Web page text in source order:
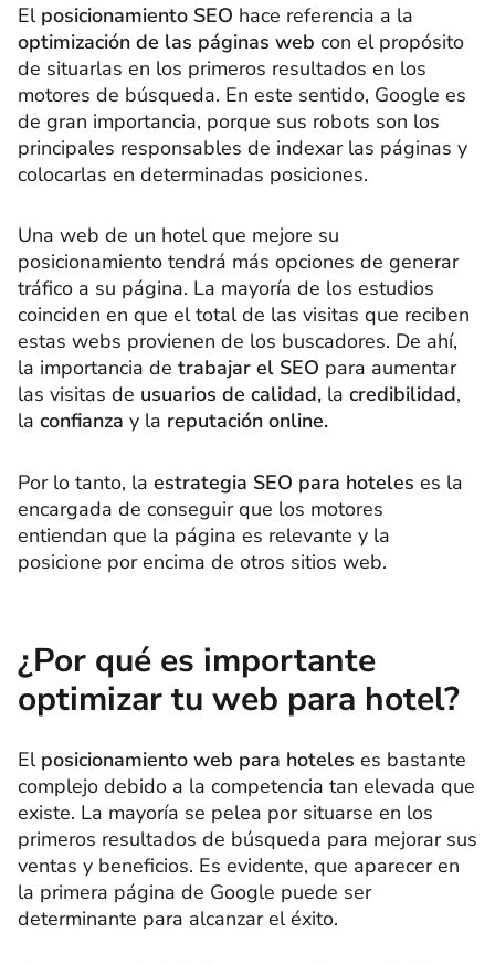
El posicionamiento SEO hace referencia a la
optimización de las páginas web con el propósito
de situarlas en los primeros resultados en los
motores de búsqueda. En este sentido, Google es
de gran importancia, porque sus robots son los
principales responsables de indexar las páginas y
colocarlas en determinadas posiciones.
Una web de un hotel que mejore su
posicionamiento tendrá más opciones de generar
tráfico a su página. La mayoría de los estudios
coinciden en que el total de las visitas que reciben
estas webs provienen de los buscadores. De ahí,
la importancia de trabajar el SEO para aumentar
las visitas de usuarios de calidad, la credibilidad,
la confianza y la reputación online.
Por lo tanto, la estrategia SEO para hoteles es la
encargada de conseguir que los motores
entiendan que la página es relevante y la
posicione por encima de otros sitios web.
¿Por qué es importante
optimizar tu web para hotel?
El posicionamiento web para hoteles es bastante
complejo debido a la competencia tan elevada que
existe. La mayoría se pelea por situarse en los
primeros resultados de búsqueda para mejorar sus
ventas y beneficios. Es evidente, que aparecer en
la primera página de Google puede ser
determinante para alcanzar el éxito.